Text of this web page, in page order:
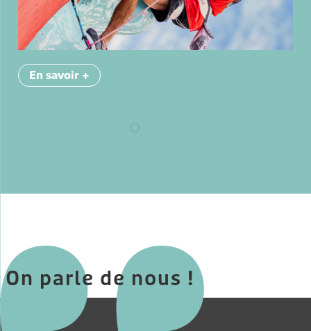
En savoir +
On parle de nous !